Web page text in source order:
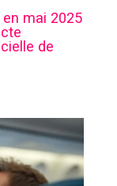
mai 2025
de